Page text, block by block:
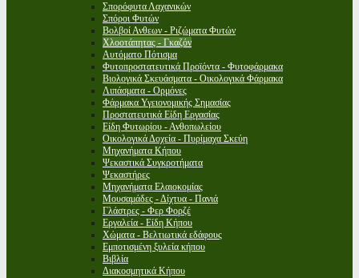
Σπορόφυτα Λαχανικών
Σπόροι Φυτών
Βολβοί Ανθεων - Ριζώματα Φυτών
Χλοοτάπητας - Γκαζόν
Αυτόματο Πότισμα
Φυτοπροστατευτικά Προϊόντα - Φυτοφάρμακα
Βιολογικά Σκευάσματα - Οικολογικά Φάρμακα
Λιπάσματα - Ορμόνες
Φάρμακα Υγειονομικής Σημασίας
Προστατευτικά Είδη Εργασίας
Είδη Φυτωρίου - Ανθοπωλείου
Οικολογικά Δοχεία - Πυρίμαχα Σκεύη
Μηχανήματα Κήπου
Ψεκαστικά Συγκροτήματα
Ψεκαστήρες
Μηχανήματα Ελαιοκομίας
Μουσαμάδες - Δίχτυα - Πανιά
Γλάστρες - Φερ Φορζέ
Εργαλεία - Είδη Κήπου
Χώματα - Βελτιωτικά εδάφους
Εμποτισμένη ξυλεία κήπου
Βιβλία
Διακοσμητικά Κήπου